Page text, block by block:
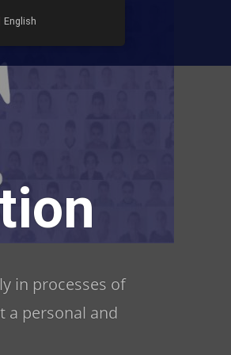
in processes of
a personal and
English